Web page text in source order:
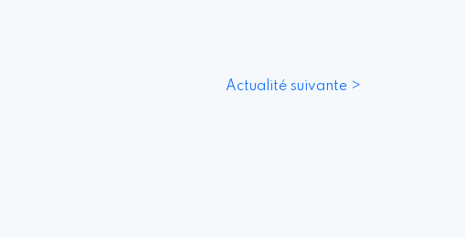
Actualité suivante >